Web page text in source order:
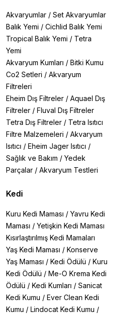
Akvaryumlar / Set Akvaryumlar
Balık Yemi / Cichlid Balık Yemi
Tropical Balık Yemi / Tetra
Yemi
Akvaryum Kumları / Bitki Kumu
Co2 Setleri / Akvaryum
Filtreleri
Eheim Dış Filtreler / Aquael Dış
Filtreler / Fluval Dış Filtreler
Tetra Dış Filtreler / Tetra Isıtıcı
Filtre Malzemeleri / Akvaryum
Isıtıcı / Eheim Jager Isıtıcı /
Sağlık ve Bakım / Yedek
Parçalar / Akvaryum Testleri
Kedi
Kuru Kedi Maması / Yavru Kedi
Maması / Yetişkin Kedi Maması
Kısırlaştırılmış Kedi Mamaları
Yaş Kedi Maması / Konserve
Yaş Maması / Kedi Ödülü / Kuru
Kedi Ödülü / Me-O Krema Kedi
Ödülü / Kedi Kumları / Sanicat
Kedi Kumu / Ever Clean Kedi
Kumu / Lindocat Kedi Kumu /